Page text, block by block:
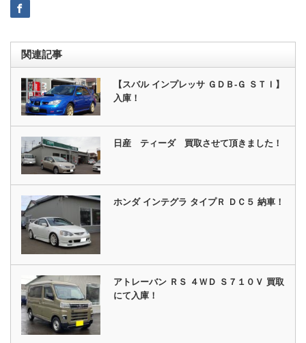
関連記事
【スバル インプレッサ ＧＤＢ‐Ｇ ＳＴＩ】
入庫！
日産 ティーダ 買取させて頂きました！
ホンダ インテグラ タイプＲ ＤＣ５ 納車！
アトレーバン ＲＳ ４ＷＤ Ｓ７１０Ｖ 買取
にて入庫！